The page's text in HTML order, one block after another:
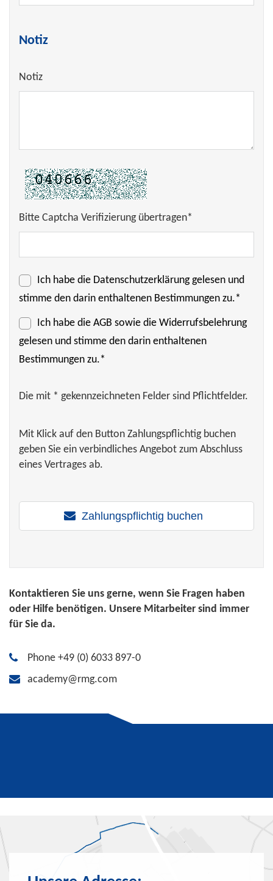
Notiz
Notiz
Bitte Captcha Verifizierung übertragen*
Ich habe die Datenschutzerklärunggelesen und
stimme den darin enthaltenen Bestimmungen zu.*
Ich habe die AGB sowie die Widerrufsbelehrung
gelesen und stimme den darin enthaltenen
Bestimmungen zu.*
Die mit * gekennzeichneten Felder sind Pflichtfelder.
Mit Klick auf den Button Zahlungspflichtig buchen
geben Sie ein verbindliches Angebot zum Abschluss
eines Vertrages ab.
Zahlungspflichtig buchen
Kontaktieren Sie uns gerne, wenn Sie Fragen haben
oder Hilfe benötigen. Unsere Mitarbeiter sind immer
für Sie da.
Phone +49 (0) 6033 897-0
academy@rmg.com